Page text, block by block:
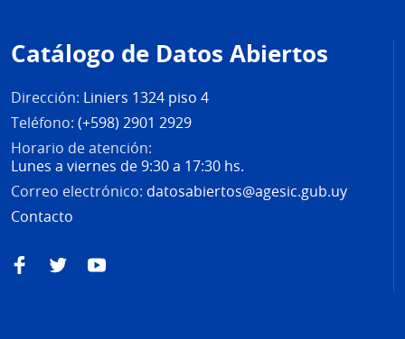
de
página
Catálogo de Datos Abiertos
Dirección: Liniers 1324 piso 4
Teléfono: (+598) 2901 2929
Horario de atención:
Lunes a viernes de 9:30 a 17:30 hs.
Correo electrónico: datosabiertos@agesic.gub.uy
Contacto
FacebookTwitterYouTube